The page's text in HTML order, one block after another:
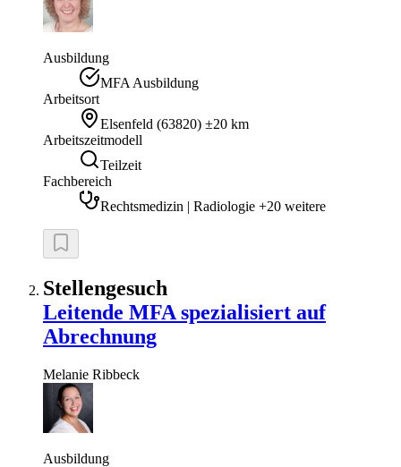
Ausbildung
MFA Ausbildung
Arbeitsort
Elsenfeld (63820) ±20 km
Arbeitszeitmodell
Teilzeit
Fachbereich
Rechtsmedizin | Radiologie +20 weitere
Stellengesuch
Leitende MFA spezialisiert auf
Abrechnung
Melanie Ribbeck
Ausbildung